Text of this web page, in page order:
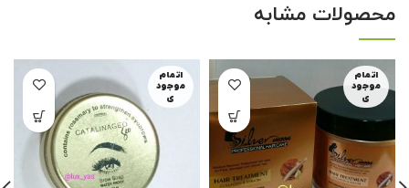
محصولات مشابه
اتمام
موجود
ی
اتمام
موجود
ی